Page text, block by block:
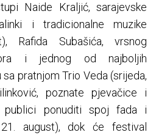
Naide Kraljić, sarajevske
i tradicionalne muzike
Rafida Subašića, vrsnog
i jednog od najboljih
pratnjom Trio Veda (srijeda,
poznate pjevačice i
publici ponuditi spoj fada i
august), dok će festival